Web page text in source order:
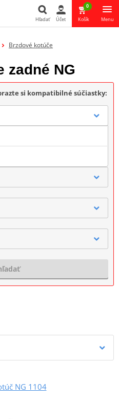
Hľadať Účet
0
Košík Menu
Brzdové kotúče
zadné NG
si kompatibilné súčiastky:
NG 1104